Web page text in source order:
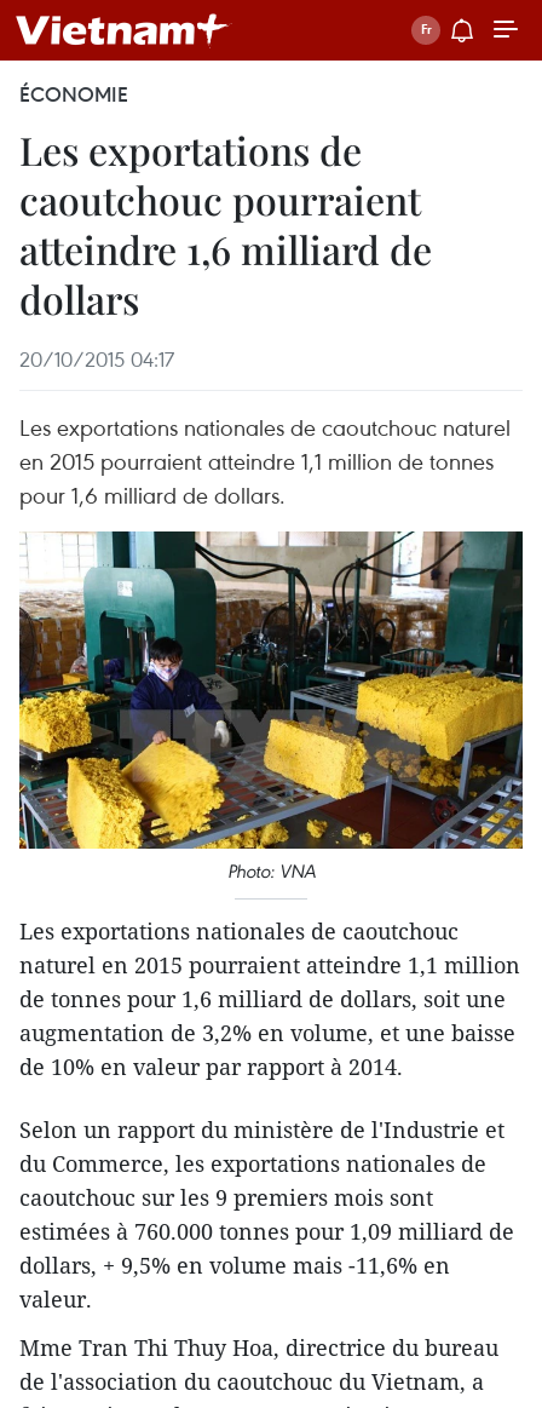
ÉCONOMIE
Les exportations de
caoutchouc pourraient
atteindre 1,6 milliard de
dollars
20/10/2015 04:17
Les exportations nationales de caoutchouc naturel
en 2015 pourraient atteindre 1,1 million de tonnes
pour 1,6 milliard de dollars.
Photo: VNA
Les exportations nationales de caoutchouc
naturel en 2015 pourraient atteindre 1,1 million
de tonnes pour 1,6 milliard de dollars, soit une
augmentation de 3,2% en volume, et une baisse
de 10% en valeur par rapport à 2014.
Selon un rapport du ministère de l'Industrie et
du Commerce, les exportations nationales de
caoutchouc sur les 9 premiers mois sont
estimées à 760.000 tonnes pour 1,09 milliard de
dollars, + 9,5% en volume mais -11,6% en
valeur.
Mme Tran Thi Thuy Hoa, directrice du bureau
de l'association du caoutchouc du Vietnam, a